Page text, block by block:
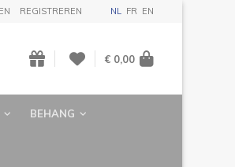
REGISTREREN NL FR EN
€ 0,00
BEHANG